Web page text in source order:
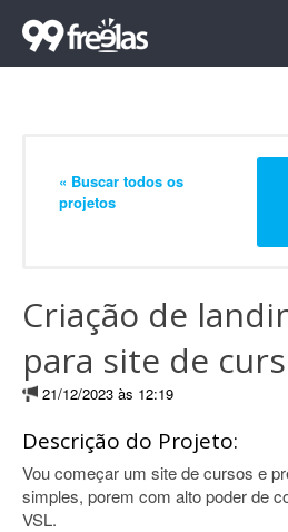
« Buscar todos os
projetos
Criação de
para site de
21/12/2023 às 12:19
Descrição do Projeto:
Vou começar um site de cursos e
simples, porem com alto poder de
VSL.